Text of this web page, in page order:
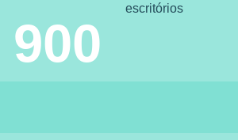
900
escritórios